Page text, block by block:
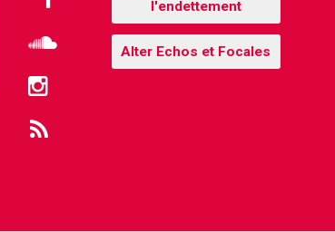
Instagram
l'endettement
Alter Echos et Focales